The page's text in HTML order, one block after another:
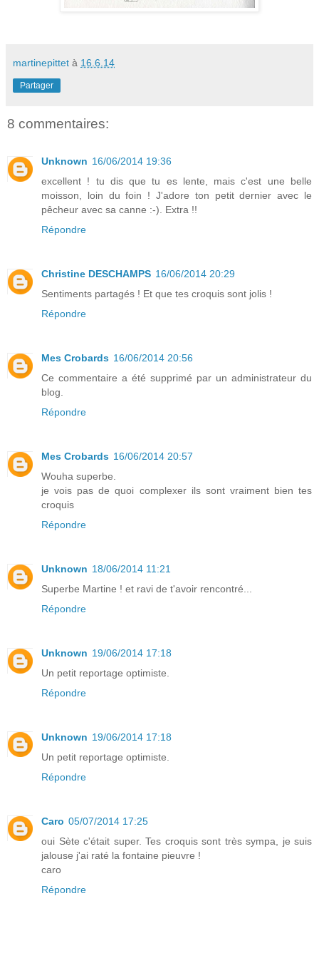
martinepittet à 16.6.14
Partager
8 commentaires:
Unknown 16/06/2014 19:36
excellent ! tu dis que tu es lente, mais c'est une belle
moisson, loin du foin ! J'adore ton petit dernier avec le
pêcheur avec sa canne :-). Extra !!
Répondre
Christine DESCHAMPS 16/06/2014 20:29
Sentiments partagés ! Et que tes croquis sont jolis !
Répondre
Mes Crobards 16/06/2014 20:56
Ce commentaire a été supprimé par un administrateur du
blog.
Répondre
Mes Crobards 16/06/2014 20:57
Wouha superbe.
je vois pas de quoi complexer ils sont vraiment bien tes
croquis
Répondre
Unknown 18/06/2014 11:21
Superbe Martine ! et ravi de t'avoir rencontré...
Répondre
Unknown 19/06/2014 17:18
Un petit reportage optimiste.
Répondre
Unknown 19/06/2014 17:18
Un petit reportage optimiste.
Répondre
Caro 05/07/2014 17:25
oui Sète c'était super. Tes croquis sont très sympa, je suis
jalouse j'ai raté la fontaine pieuvre !
caro
Répondre